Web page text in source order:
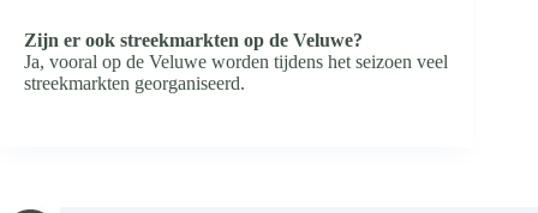
Zijn er ook streekmarkten op de Veluwe?
Ja, vooral op de Veluwe worden tijdens het seizoen veel
streekmarkten georganiseerd.